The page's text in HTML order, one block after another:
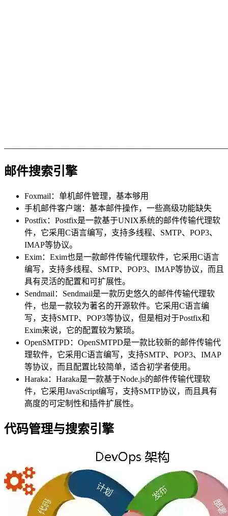
邮件搜索引擎
Foxmail：单机邮件管理，基本够用
手机邮件客户端：基本邮件操作，一些高级功能缺失
Postfix：Postfix是一款基于UNIX系统的邮件传输代理软
件，它采用C语言编写，支持多线程、SMTP、POP3、
IMAP等协议。
Exim：Exim也是一款邮件传输代理软件，它采用C语言
编写，支持多线程、SMTP、POP3、IMAP等协议，而且
具有灵活的配置和可扩展性。
Sendmail：Sendmail是一款历史悠久的邮件传输代理软
件，也是一款较为著名的开源软件。它采用C语言编
写，支持SMTP、POP3等协议，但是相对于Postfix和
Exim来说，它的配置较为繁琐。
OpenSMTPD：OpenSMTPD是一款比较新的邮件传输代
理软件，它采用C语言编写，支持SMTP、POP3、IMAP
等协议，而且配置比较简单，适合初学者使用。
Haraka：Haraka是一款基于Node.js的邮件传输代理软
件，它采用JavaScript编写，支持SMTP协议，而且具有
高度的可定制性和插件扩展性。
代码管理与搜索引擎